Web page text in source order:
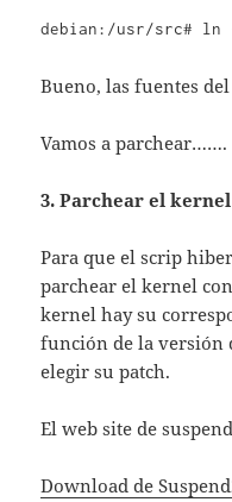
debian:/usr/src#
Bueno, las fuentes
Vamos a parchear…….
3. Parchear el
Para que el scrip
parchear el kernel
kernel hay su
función de la versión
elegir su patch.
El web site de
Download de